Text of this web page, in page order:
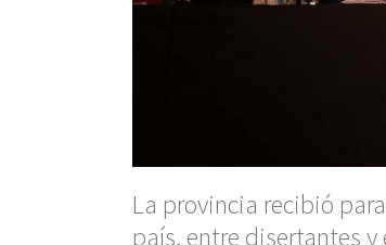
La provincia recibió
país, entre disertantes